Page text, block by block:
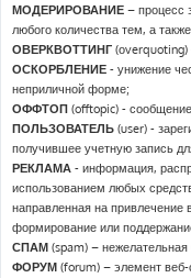
МОДЕРИРОВАНИЕ – процесс
любого количества тем, а
ОВЕРКВОТТИНГ (оverquoting)
ОСКОРБЛЕНИЕ - унижение
неприличной форме;
ОФФТОП (offtopic) -
ПОЛЬЗОВАТЕЛЬ (user) -
получившее учетную запись
РЕКЛАМА - информация,
использованием любых
направленная на привлечение
формирование или
СПАМ (spam) –
ФОРУМ (forum) – элемент веб-